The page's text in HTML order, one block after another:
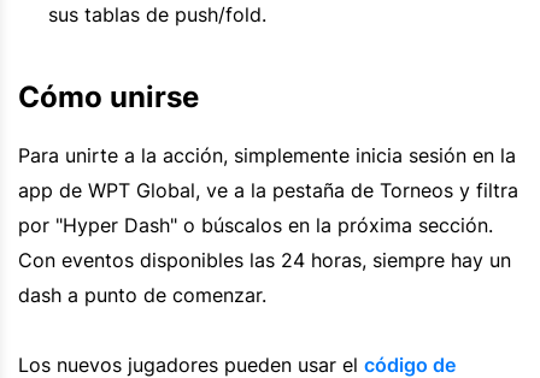
sus tablas de push/fold.
Cómo unirse
Para unirte a la acción, simplemente inicia sesión en la
app de WPT Global, ve a la pestaña de Torneos y filtra
por "Hyper Dash" o búscalos en la próxima sección.
Con eventos disponibles las 24 horas, siempre hay un
dash a punto de comenzar.
Los nuevos jugadores pueden usar el código de